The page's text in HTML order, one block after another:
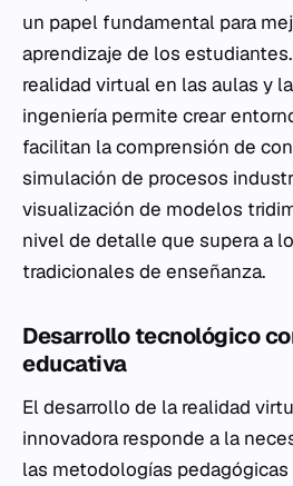
un papel fundamental para
aprendizaje de los
realidad virtual en las aulas y
ingeniería permite crear
facilitan la comprensión de
simulación de procesos
visualización de modelos
nivel de detalle que supera a
tradicionales de enseñanza.
Desarrollo tecnológico
educativa
El desarrollo de la realidad
innovadora responde a la
las metodologías pedagógicas